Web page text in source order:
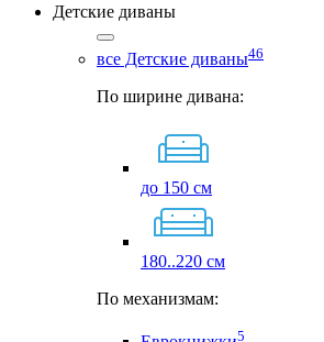
Детские диваны
все Детские диваны46
По ширине дивана:
до 150 см
180..220 см
По механизмам:
5